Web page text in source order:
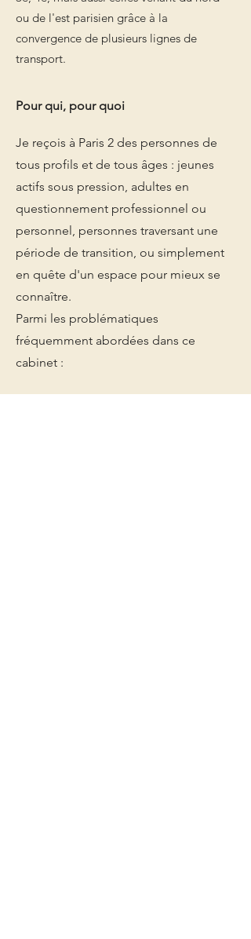
ou de l'est parisien grâce à la
convergence de plusieurs lignes de
transport.
Pour qui, pour quoi
Je reçois à Paris 2 des personnes de
tous profils et de tous âges : jeunes
actifs sous pression, adultes en
questionnement professionnel ou
personnel, personnes traversant une
période de transition, ou simplement
en quête d'un espace pour mieux se
connaître.
Parmi les problématiques
fréquemment abordées dans ce
cabinet :